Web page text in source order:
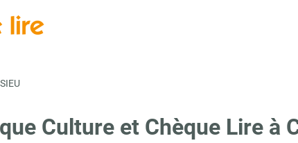
Culture et Chèque Lire à